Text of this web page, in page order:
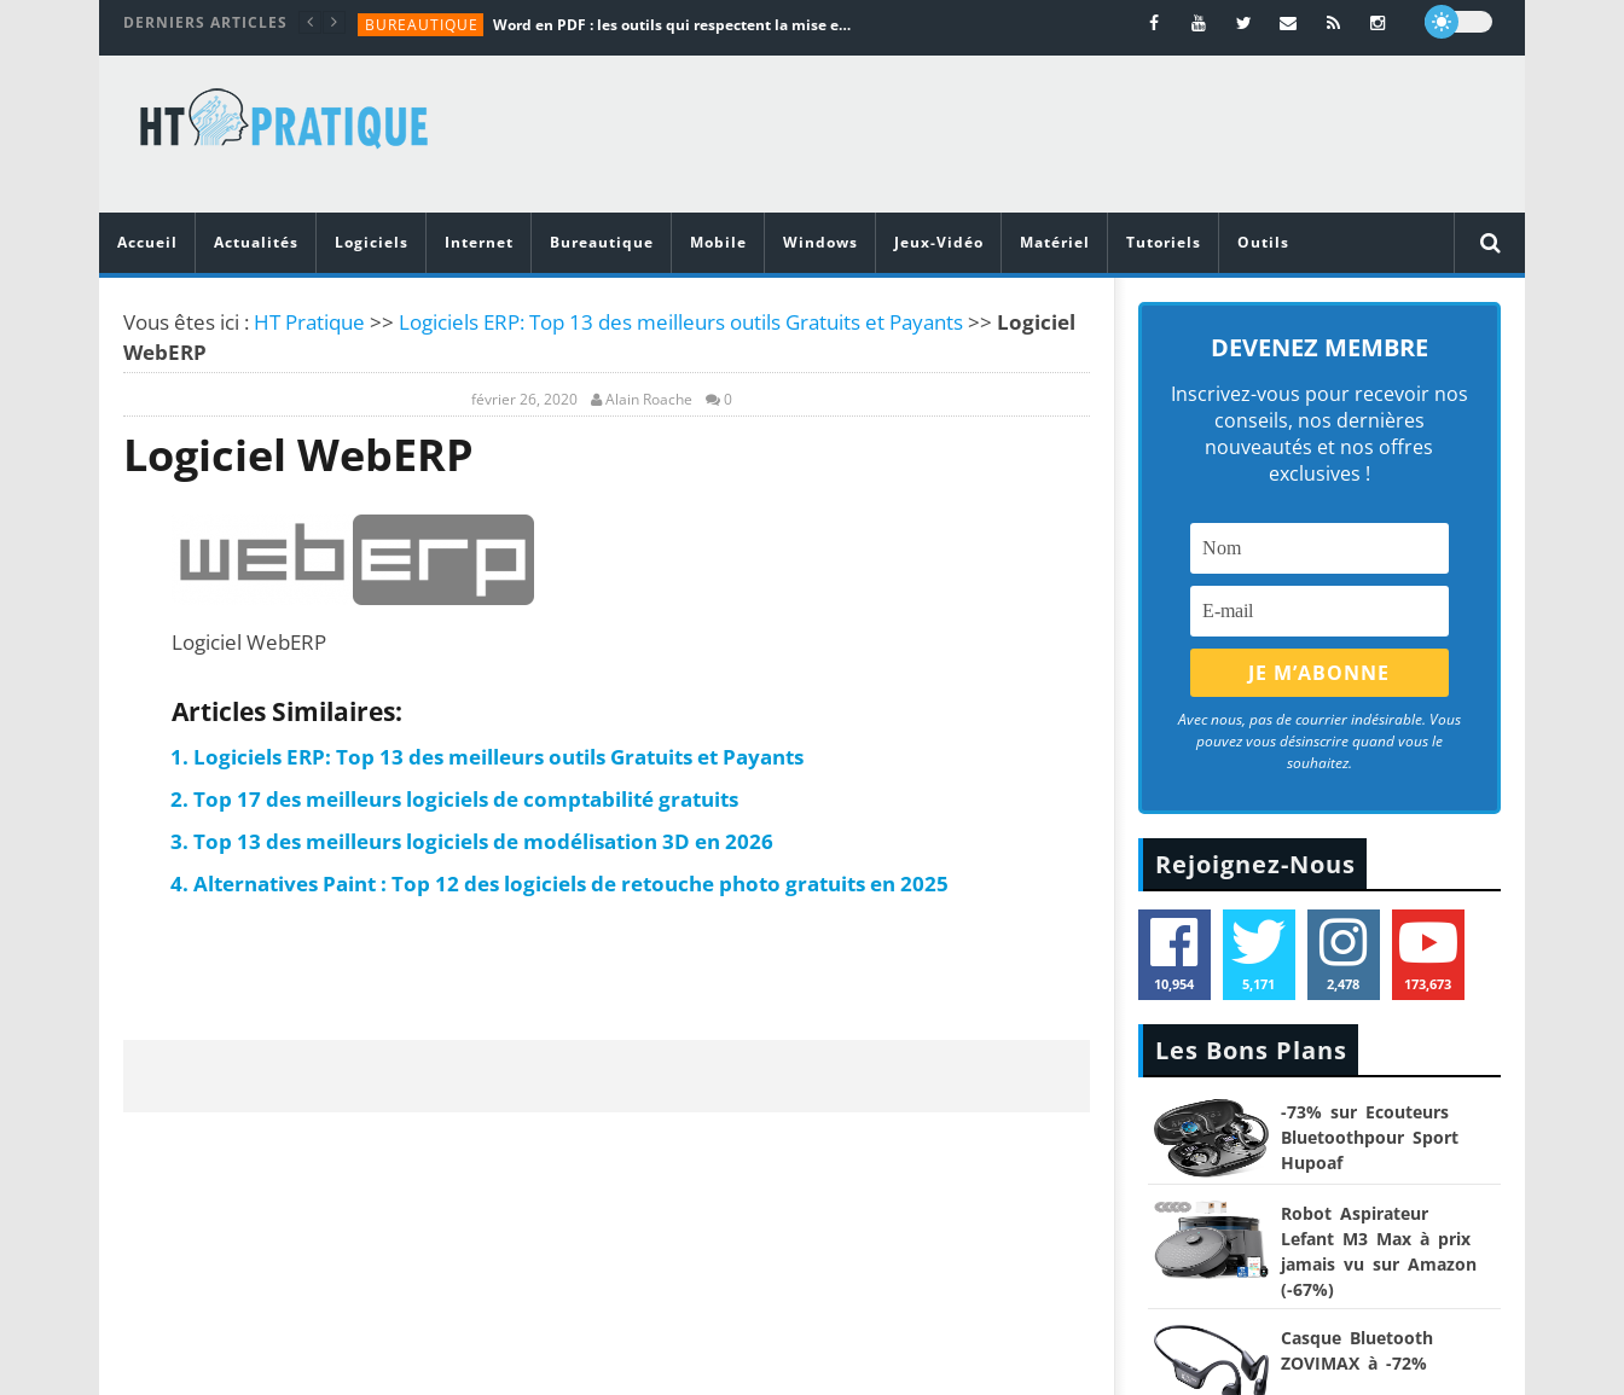
DERNIERS ARTICLES BUREAUTIQUE Word en PDF : les outils qui respectent la mise en page
TUTORIALS
MATÉRIEL
Vidéoprojecteurs Asus : Top 6 des meilleurs modèles de la marque
Accueil
Actualités Logiciels Internet Bureautique Mobile Windows Jeux-Vidéo Matériel Tutoriels Outils
Vous êtes ici : HT Pratique >> Logiciels ERP: Top 13 des meilleurs outils Gratuits et Payants>> Logiciel
WebERP
février 26, 2020 Alain Roache 0
Logiciel WebERP
Logiciel WebERP
Articles Similaires:
Logiciels ERP: Top 13 des meilleurs outils Gratuits et Payants
Top 17 des meilleurs logiciels de comptabilité gratuits
Top 13 des meilleurs logiciels de modélisation 3D en 2026
Alternatives Paint : Top 12 des logiciels de retouche photo gratuits en 2025
DEVENEZ MEMBRE
Inscrivez-vous pour recevoir nos
conseils, nos dernières
nouveautés et nos offres
exclusives !
Avec nous, pas de courrier indésirable. Vous
pouvez vous désinscrire quand vous le
souhaitez.
Rejoignez-Nous
10,954 5,171 2,478 173,673
Les Bons Plans
-73% sur Ecouteurs
Bluetoothpour Sport
Hupoaf
Robot Aspirateur
Lefant M3 Max à prix
jamais vu sur Amazon
(-67%)
Casque Bluetooth
ZOVIMAX à -72%